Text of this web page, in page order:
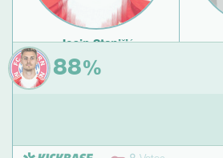
Josip Stanišić
Heimspiel gegen
Borussia Dortmund
88%